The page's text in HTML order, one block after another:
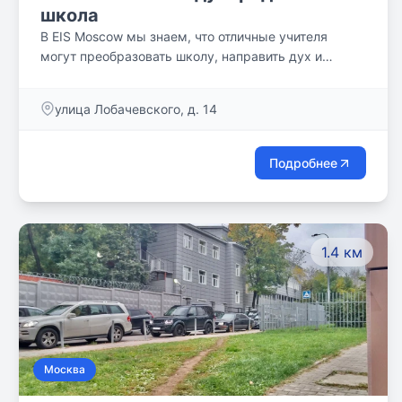
школа
В EIS Moscow мы знаем, что отличные учителя
могут преобразовать школу, направить дух и
найма состоит в том, чтобы использовать только
британской или эквивалентной профессиональной
квалификацией преподавателя. Все преподаватели
улица Лобачевского, д. 14
Подробнее
1.4 км
Москва